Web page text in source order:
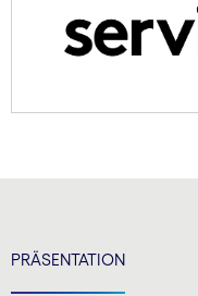
PRÄSENTATION